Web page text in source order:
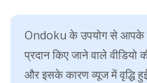
Ondoku के उपयोग से आपके
प्रदान किए जाने वाले वीडियो
और इसके कारण व्यूज में वृद्धि